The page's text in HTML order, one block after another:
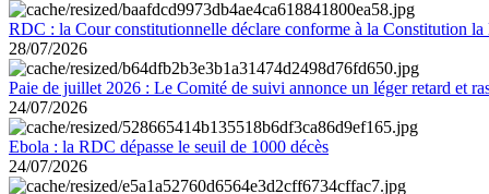
RDC : la Cour constitutionnelle déclare conforme à la Constitution la
28/07/2026
Paie de juillet 2026 : Le Comité de suivi annonce un léger retard et
24/07/2026
Ebola : la RDC dépasse le seuil de 1000 décès
24/07/2026